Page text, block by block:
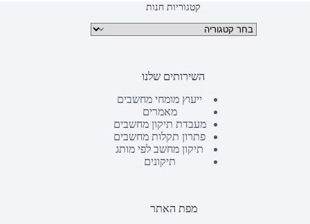
קטגוריות חנות
קטגוריות מוצרים
השירותים שלנו
ייעוץ מומחי מחשבים
מאמרים
מעבדת תיקון מחשבים
פתרון תקלות מחשבים
תיקון מחשב לפי מותג
תיקונים
מפת האתר